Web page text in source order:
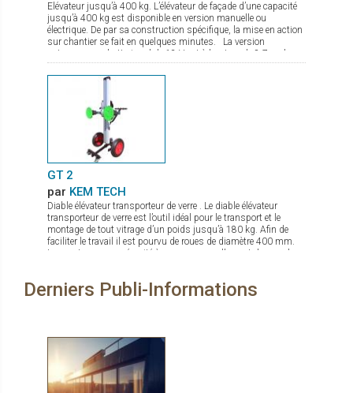
d’esthétique et de design supplémentaire. La bicoloration et
150 Coloris en standard vous sont proposés pour un
maximum de personnalisation.
Elévateur jusqu’à 400 kg. L’élévateur de façade d’une capacité
jusqu’à 400 kg est disponible en version manuelle ou
électrique. De par sa construction spécifique, la mise en action
sur chantier se fait en quelques minutes. La version
autonome sur batterie gel de 12 V est à hauteur de 8,7 m, le
treuil de levage commandé par une radio commande est équipé
d’un double frein. Le chassis est à largeur réglable avec pieds
sont disponibles comme fourche de levage, potence avec
GT 2
par KEM TECH
Diable élévateur transporteur de verre . Le diable élévateur
transporteur de verre est l’outil idéal pour le transport et le
montage de tout vitrage d’un poids jusqu’à 180 kg. Afin de
faciliter le travail il est pourvu de roues de diamètre 400 mm.
Les ventouses se sécurité à pompe manuelle sont de grand
peut passer par des portes. La mise en action sur chantier se
Derniers Publi-Informations